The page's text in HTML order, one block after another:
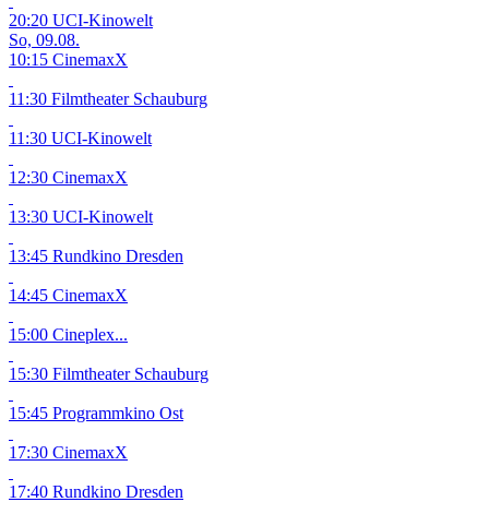
20:20 UCI-Kinowelt
So, 09.08.
10:15 CinemaxX
11:30 Filmtheater Schauburg
11:30 UCI-Kinowelt
12:30 CinemaxX
13:30 UCI-Kinowelt
13:45 Rundkino Dresden
14:45 CinemaxX
15:00 Cineplex...
15:30 Filmtheater Schauburg
15:45 Programmkino Ost
17:30 CinemaxX
17:40 Rundkino Dresden